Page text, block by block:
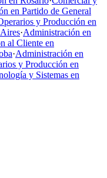
en Partido de General
y Producción en
·Administración en
al Cliente en
·Administración en
y Producción en
y Sistemas en